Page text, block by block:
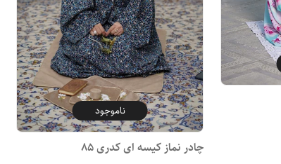
ناموجود
چادر نماز کیسه ای کدری 85